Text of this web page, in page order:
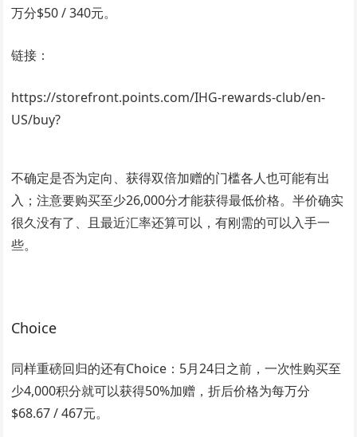
万分$50 / 340元。
链接：
https://storefront.points.com/IHG-rewards-club/en-
US/buy?
不确定是否为定向、获得双倍加赠的门槛各人也可能有出
入；注意要购买至少26,000分才能获得最低价格。半价确实
很久没有了、且最近汇率还算可以，有刚需的可以入手一
些。
Choice
同样重磅回归的还有Choice：5月24日之前，一次性购买至
少4,000积分就可以获得50%加赠，折后价格为每万分
$68.67 / 467元。